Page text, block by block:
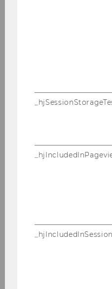
zia­le für ihren
text ein­zu­ord­nen
ter­zu­den­ken. So
la­ge für nach­hal­ti­ge
Mar­tin Win­ner //
Per­so­nal und